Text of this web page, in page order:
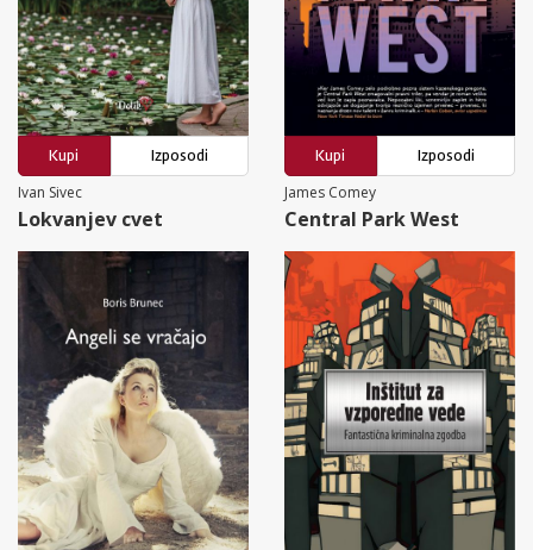
Kupi
Izposodi
Ivan Sivec
Lokvanjev cvet
Kupi
Izposodi
James Comey
Central Park West